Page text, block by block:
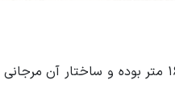
این شهر زیرزمینی ساختاری عجیب دارد. عمیق‌ترین بخش